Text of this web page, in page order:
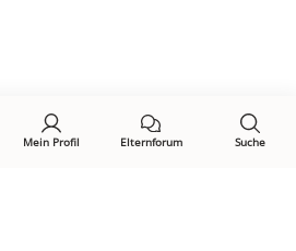
Mein Profil Elternforum Suche
@rundumsbaby_